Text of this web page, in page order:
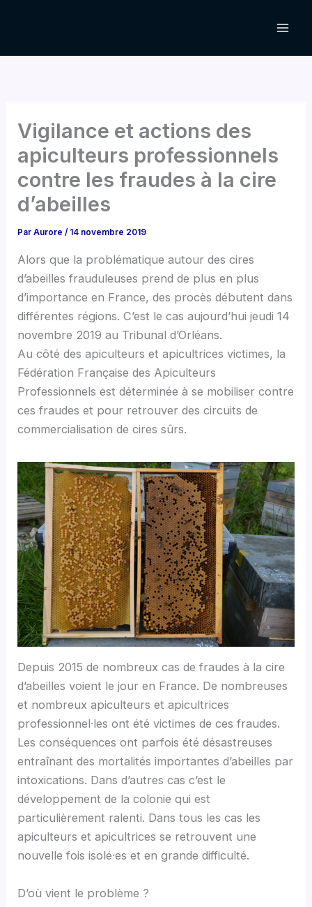
Vigilance et actions des
apiculteurs professionnels
contre les fraudes à la cire
d’abeilles
ParAurore/ 14 novembre 2019
Alors que la problématique autour des cires
d’abeilles frauduleuses prend de plus en plus
d’importance en France, des procès débutent dans
différentes régions. C’est le cas aujourd’hui jeudi 14
novembre 2019 au Tribunal d’Orléans.
Au côté des apiculteurs et apicultrices victimes, la
Fédération Française des Apiculteurs
Professionnels est déterminée à se mobiliser contre
ces fraudes et pour retrouver des circuits de
commercialisation de cires sûrs.
Depuis 2015 de nombreux cas de fraudes à la cire
d’abeilles voient le jour en France. De nombreuses
et nombreux apiculteurs et apicultrices
professionnel·les ont été victimes de ces fraudes.
Les conséquences ont parfois été désastreuses
entraînant des mortalités importantes d’abeilles par
intoxications. Dans d’autres cas c’est le
développement de la colonie qui est
particulièrement ralenti. Dans tous les cas les
apiculteurs et apicultrices se retrouvent une
nouvelle fois isolé·es et en grande difficulté.
D’où vient le problème ?